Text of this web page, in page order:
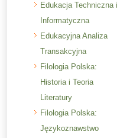
Edukacja Techniczna i
Informatyczna
Edukacyjna Analiza
Transakcyjna
Filologia Polska:
Historia i Teoria
Literatury
Filologia Polska:
Językoznawstwo